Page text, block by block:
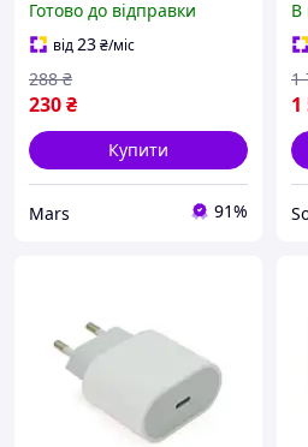
3А потужність 27Вт
штекер 2.5/0.7
Готово до відправки
від23₴/міс
230₴
288 ₴
Купити
Mars 91%
В
1
1